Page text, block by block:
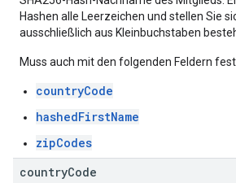
Hashen alle Leerzeichen und stellen Sie
ausschließlich aus Kleinbuchstaben
Muss auch mit den folgenden Feldern
countryCode
hashedFirstName
zipCodes
countryCode